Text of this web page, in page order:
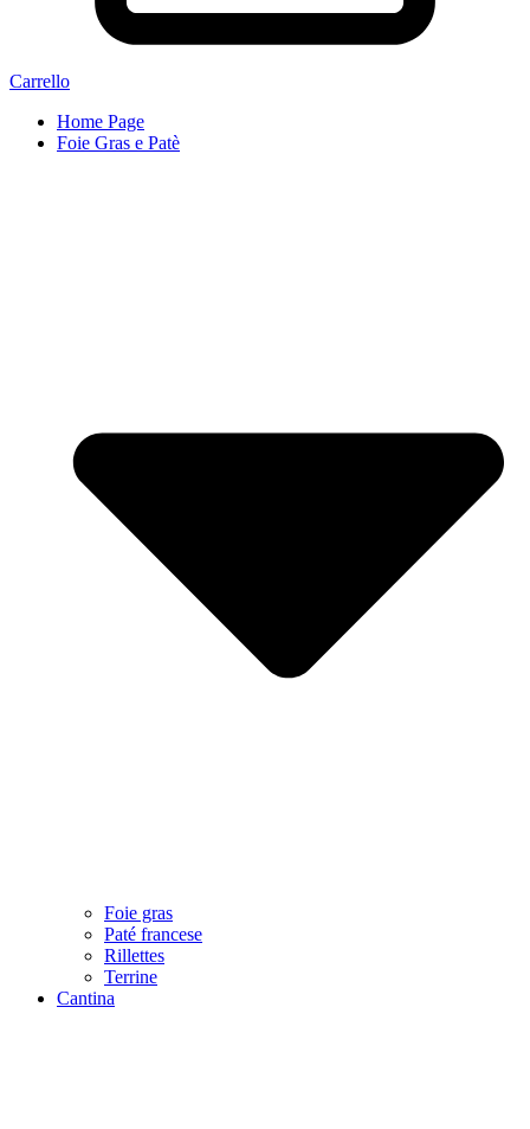
Carrello
Home Page
Foie Gras e Patè
Foie gras
Paté francese
Rillettes
Terrine
Cantina